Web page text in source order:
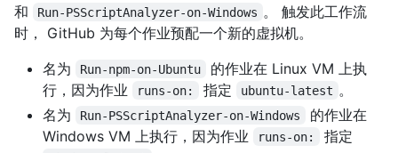
和 Run-PSScriptAnalyzer-on-Windows 。 触发此工作流
时， GitHub 为每个作业预配一个新的虚拟机。
名为
Run-npm-on-Ubuntu
的作业在 Linux VM 上执
行，因为作业
runs-on: 指定 ubuntu-latest 。
名为
Run-PSScriptAnalyzer-on-Windows
的作业在
Windows VM 上执行，因为作业
runs-on: 指定